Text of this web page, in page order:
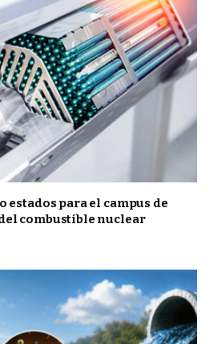
estados para el campus de
combustible nuclear